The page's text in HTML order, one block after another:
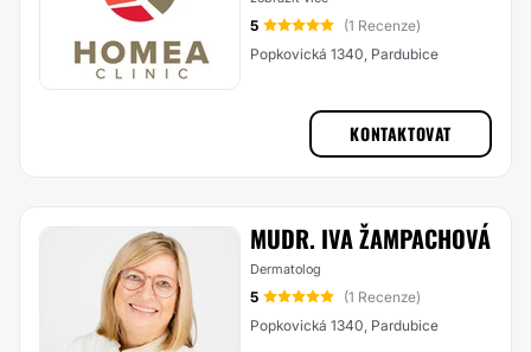
5
(1 Recenze)
Popkovická 1340, Pardubice
KONTAKTOVAT
MUDR. IVA ŽAMPACHOVÁ
Dermatolog
5
(1 Recenze)
Popkovická 1340, Pardubice